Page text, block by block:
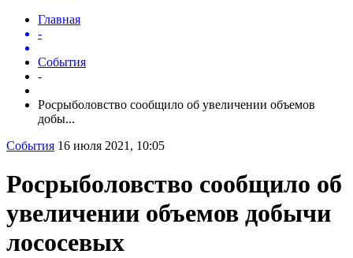
Главная
-
События
-
Росрыболовство сообщило об увеличении объемов
добы...
События 16 июля 2021, 10:05
Росрыболовство сообщило об
увеличении объемов добычи
лососевых